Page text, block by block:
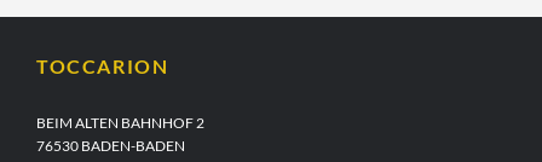
TOCCARION
BEIM ALTEN BAHNHOF 2
76530 BADEN-BADEN